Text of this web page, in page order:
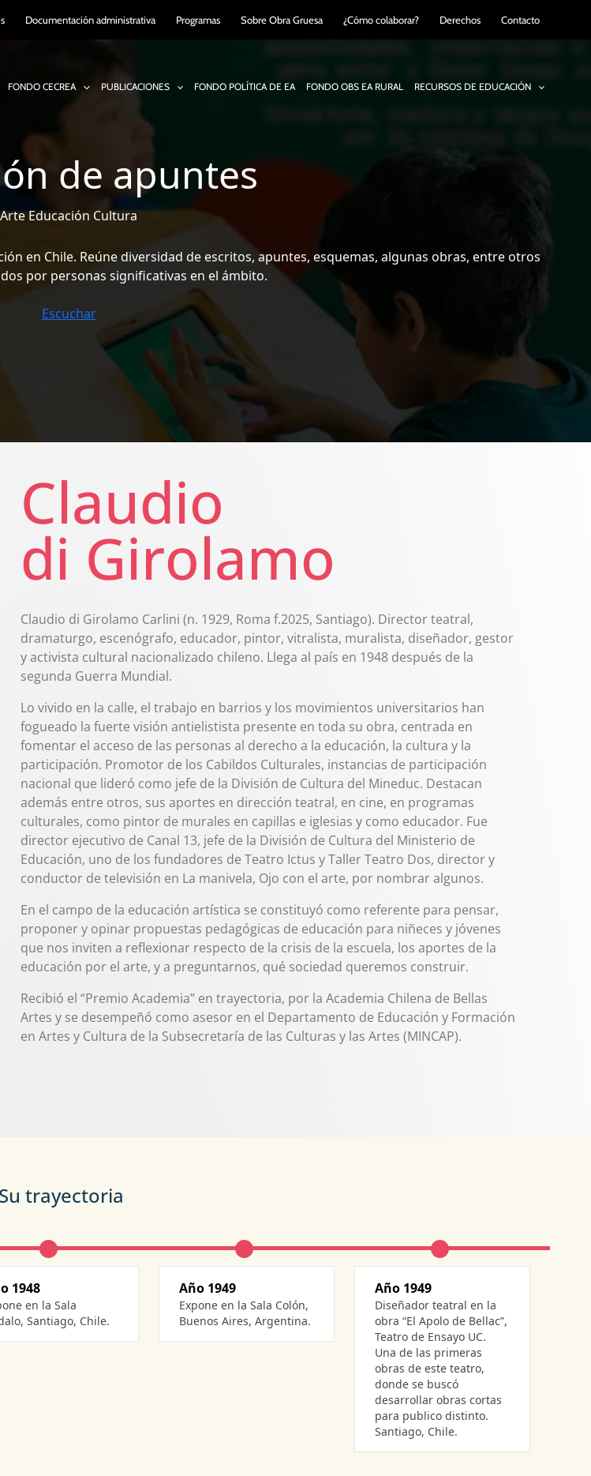
Documentación administrativa Programas Sobre Obra Gruesa ¿Cómo colaborar? Derechos Contacto
FONDO CECREA PUBLICACIONES FONDO POLÍTICA DE EA FONDO OBS EA RURAL RECURSOS DE EDUCACIÓN
de apuntes
Arte Educación Cultura
en Chile. Reúne diversidad de escritos, apuntes, esquemas, algunas obras, entre otros
por personas significativas en el ámbito.
Escuchar
Claudio
di Girolamo
Claudio di Girolamo Carlini (n. 1929, Roma f.2025, Santiago). Director teatral,
dramaturgo, escenógrafo, educador, pintor, vitralista, muralista, diseñador, gestor
y activista cultural nacionalizado chileno. Llega al país en 1948 después de la
segunda Guerra Mundial.
Lo vivido en la calle, el trabajo en barrios y los movimientos universitarios han
fogueado la fuerte visión antielistista presente en toda su obra, centrada en
fomentar el acceso de las personas al derecho a la educación, la cultura y la
participación. Promotor de los Cabildos Culturales, instancias de participación
nacional que lideró como jefe de la División de Cultura del Mineduc. Destacan
además entre otros, sus aportes en dirección teatral, en cine, en programas
culturales, como pintor de murales en capillas e iglesias y como educador. Fue
director ejecutivo de Canal 13, jefe de la División de Cultura del Ministerio de
Educación, uno de los fundadores de Teatro Ictus y Taller Teatro Dos, director y
conductor de televisión en La manivela, Ojo con el arte, por nombrar algunos.
En el campo de la educación artística se constituyó como referente para pensar,
proponer y opinar propuestas pedagógicas de educación para niñeces y jóvenes
que nos inviten a reflexionar respecto de la crisis de la escuela, los aportes de la
educación por el arte, y a preguntarnos, qué sociedad queremos construir.
Recibió el “Premio Academia” en trayectoria, por la Academia Chilena de Bellas
Artes y se desempeñó como asesor en el Departamento de Educación y Formación
en Artes y Cultura de la Subsecretaría de las Culturas y las Artes (MINCAP).
Su trayectoria
1948
Santiago, Chile.
Año 1949
expone en la Sala Colón,
Buenos Aires, Argentina.
Año 1949
diseñador teatral en la
obra “El Apolo de Bellac”,
Teatro de Ensayo UC.
Una de las primeras
obras de este teatro,
donde se buscó
desarrollar obras cortas
para publico distinto.
Santiago, Chile.